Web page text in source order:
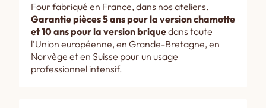
Four fabriqué en France, dans nos ateliers.
Garantie pièces 5 ans pour la version chamotte
et 10 ans pour la version briquedans toute
l’Union européenne, en Grande-Bretagne, en
Norvège et en Suisse pour un usage
professionnel intensif.